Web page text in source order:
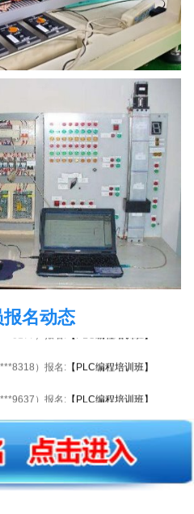
名动态
）报名:【PLC编程培训班】
）报名:【PLC编程培训班】
）报名:【PLC编程培训班】
）报名:【PLC编程培训班】